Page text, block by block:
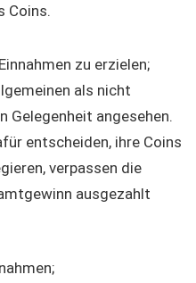
Coins.
zu erzielen;
als nicht
Gelegenheit angesehen.
entscheiden, ihre Coins
verpassen die
ausgezahlt